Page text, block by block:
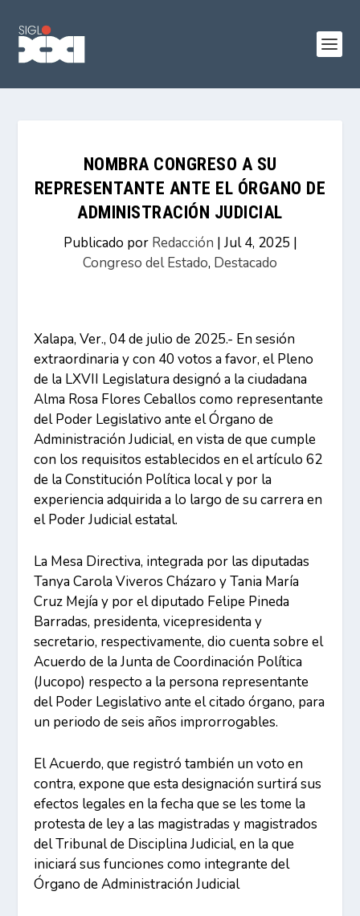
NOMBRA CONGRESO A SU
REPRESENTANTE ANTE EL ÓRGANO DE
ADMINISTRACIÓN JUDICIAL
Publicado por Redacción | Jul 4, 2025 |
Congreso del Estado, Destacado
Xalapa, Ver., 04 de julio de 2025.- En sesión
extraordinaria y con 40 votos a favor, el Pleno
de la LXVII Legislatura designó a la ciudadana
Alma Rosa Flores Ceballos como representante
del Poder Legislativo ante el Órgano de
Administración Judicial, en vista de que cumple
con los requisitos establecidos en el artículo 62
de la Constitución Política local y por la
experiencia adquirida a lo largo de su carrera en
el Poder Judicial estatal.
La Mesa Directiva, integrada por las diputadas
Tanya Carola Viveros Cházaro y Tania María
Cruz Mejía y por el diputado Felipe Pineda
Barradas, presidenta, vicepresidenta y
secretario, respectivamente, dio cuenta sobre el
Acuerdo de la Junta de Coordinación Política
(Jucopo) respecto a la persona representante
del Poder Legislativo ante el citado órgano, para
un periodo de seis años improrrogables.
El Acuerdo, que registró también un voto en
contra, expone que esta designación surtirá sus
efectos legales en la fecha que se les tome la
protesta de ley a las magistradas y magistrados
del Tribunal de Disciplina Judicial, en la que
iniciará sus funciones como integrante del
Órgano de Administración Judicial